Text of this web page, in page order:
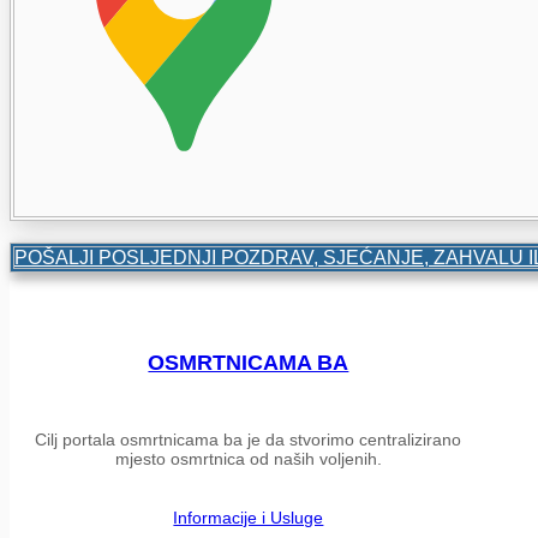
POŠALJI POSLJEDNJI POZDRAV, SJEĆANJE, ZAHVALU
OSMRTNICAMA BA
Cilj portala osmrtnicama ba je da stvorimo centralizirano
mjesto osmrtnica od naših voljenih.
Informacije i Usluge